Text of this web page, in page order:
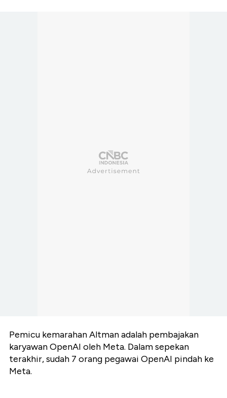
Pemicu kemarahan Altman adalah pembajakan
karyawan OpenAI oleh Meta. Dalam sepekan
terakhir, sudah 7 orang pegawai OpenAI pindah ke
Meta.